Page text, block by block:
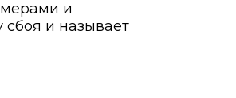
и
и называет